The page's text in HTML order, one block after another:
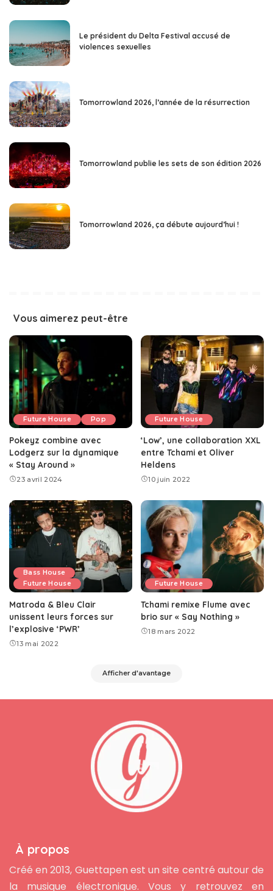
Le président du Delta Festival accusé de
violences sexuelles
Tomorrowland 2026, l’année de la résurrection
Tomorrowland publie les sets de son édition 2026
Tomorrowland 2026, ça débute aujourd’hui !
Vous aimerez peut-être
Future House Pop
Pokeyz combine avec
Lodgerz sur la dynamique
« Stay Around »
23 avril 2024
Future House
‘Low’, une collaboration XXL
entre Tchami et Oliver
Heldens
10 juin 2022
Bass House
Future House
Matroda & Bleu Clair
unissent leurs forces sur
l’explosive ‘PWR’
13 mai 2022
Future House
Tchami remixe Flume avec
brio sur « Say Nothing »
18 mars 2022
Afficher d'avantage
À propos
Créé en 2013, Guettapen est un site centré autour de
la musique électronique. Vous y retrouvez en